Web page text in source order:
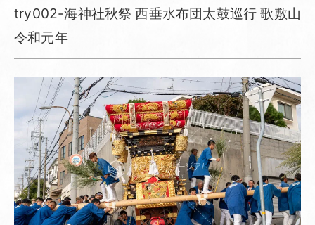
try002-海神社秋祭 西垂水布団太鼓巡行 歌敷山
令和元年